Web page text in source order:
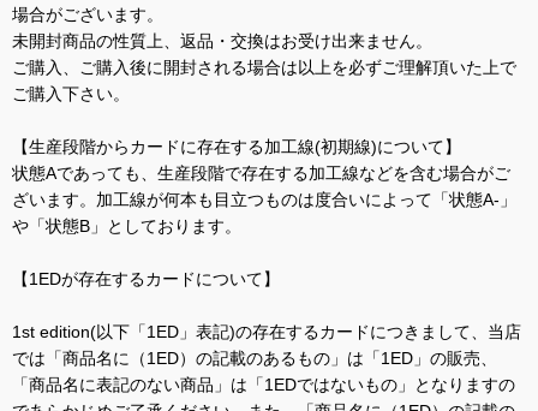
場合がございます。
未開封商品の性質上、返品・交換はお受け出来ません。
ご購入、ご購入後に開封される場合は以上を必ずご理解頂いた上で
ご購入下さい。
【生産段階からカードに存在する加工線(初期線)について】
状態Aであっても、生産段階で存在する加工線などを含む場合がご
ざいます。加工線が何本も目立つものは度合いによって「状態A-」
や「状態B」としております。
【1EDが存在するカードについて】
1st edition(以下「1ED」表記)の存在するカードにつきまして、当店
では「商品名に（1ED）の記載のあるもの」は「1ED」の販売、
「商品名に表記のない商品」は「1EDではないもの」となりますの